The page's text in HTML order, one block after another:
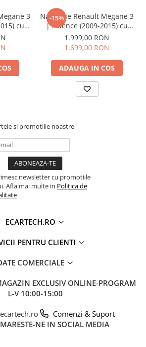
Audio DSP
digital (DSP) cu reglaje fine
Bass, Treble și Loudness.
de Răcire (Cooling
hardware cu un
răcire activpe spate. Această
3
cu
64
SIM,
si
-15%
Navigatie Renault Megane 3
| Fluence (2009-2015) cu
Android 14, OCTA-CORE 2.0
GHz, 8 GB RAM 128 GB
ROM, DSP, 4G SIM, ecran 9
Inch,Carplay si Android
Auto Wifi
1.999,00 RON
1.699,00 RON
ADAUGA IN COS
si promotiile noastre
newsletter cu promotiile
Afla mai multe in Politica de
ECARTECH.RO
PENTRU CLIENTI
COMERCIALE
EXCLUSIV ONLINE-PROGRAM
L-V 10:00-15:00
Comenzi & Suport
NE IN SOCIAL MEDIA